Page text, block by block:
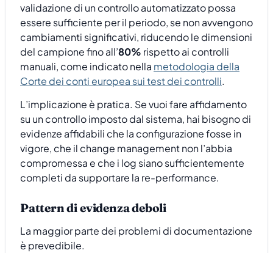
validazione di un controllo automatizzato possa
essere sufficiente per il periodo, se non avvengono
cambiamenti significativi, riducendo le dimensioni
del campione fino all’80% rispetto ai controlli
manuali, come indicato nella metodologia della
Corte dei conti europea sui test dei controlli.
L’implicazione è pratica. Se vuoi fare affidamento
su un controllo imposto dal sistema, hai bisogno di
evidenze affidabili che la configurazione fosse in
vigore, che il change management non l’abbia
compromessa e che i log siano sufficientemente
completi da supportare la re-performance.
Pattern di evidenza deboli
La maggior parte dei problemi di documentazione
è prevedibile.